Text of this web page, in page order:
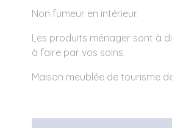
Non fumeur en intérieur.
Les produits ménager sont à
à faire par vos soins.
Maison meublée de tourisme